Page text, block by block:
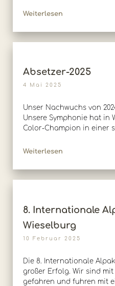
Weiterlesen
Absetzer-2025
4 Mai 2025
Unser Nachwuchs von
Unsere Symphonie hat in
Color-Champion in einer
Weiterlesen
8. Internationale
Wieselburg
10 Februar 2025
Die 8. Internationale
großer Erfolg. Wir sind mit
gefahren und fuhren mit